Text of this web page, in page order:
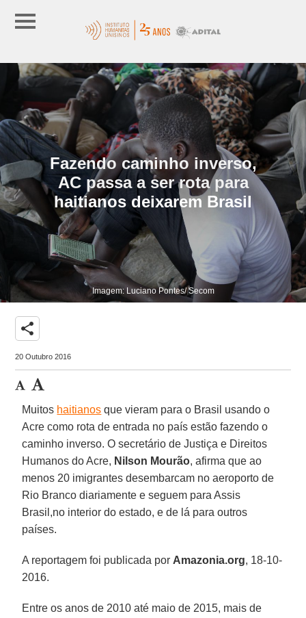
Fazendo caminho inverso,
AC passa a ser rota para
haitianos deixarem Brasil
Imagem: Luciano Pontes/ Secom
share
20 Outubro 2016
Muitos haitianos que vieram para o Brasil usando o
Acre como rota de entrada no país estão fazendo o
caminho inverso. O secretário de Justiça e Direitos
Humanos do Acre, Nilson Mourão, afirma que ao
menos 20 imigrantes desembarcam no aeroporto de
Rio Branco diariamente e seguem para Assis
Brasil,no interior do estado, e de lá para outros
países.
A reportagem foi publicada por Amazonia.org, 18-10-
2016.
Entre os anos de 2010 até maio de 2015, mais de